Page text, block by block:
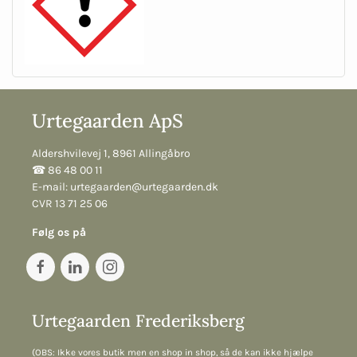
Urtegaarden ApS
Aldershvilevej 1, 8961 Allingåbro
☎︎ 86 48 00 11
E-mail: urtegaarden@urtegaarden.dk
CVR 13 71 25 06
Følg os på
Urtegaarden Frederiksberg
(OBS: Ikke vores butik men en shop in shop, så de kan ikke hjælpe